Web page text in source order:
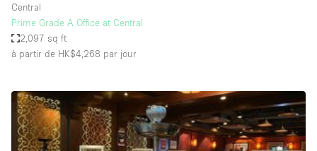
Atelier
Autre
Boutique / Magasin
Boutique en Partage
Bureaux
Central
Prime Grade A Office at Central
2,097 sq ft
à partir de HK$4,268 par jour